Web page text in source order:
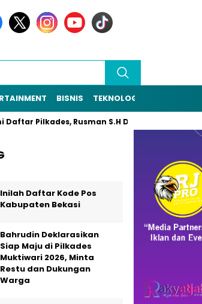
BISNIS TEKNOLOGI
Pilkades, Rusman S.H Diantar Sekitar
Inilah Daftar Kode Pos
Kabupaten Bekasi
Bahrudin Deklarasikan
Siap Maju di Pilkades
Muktiwari 2026, Minta
Restu dan Dukungan
Warga